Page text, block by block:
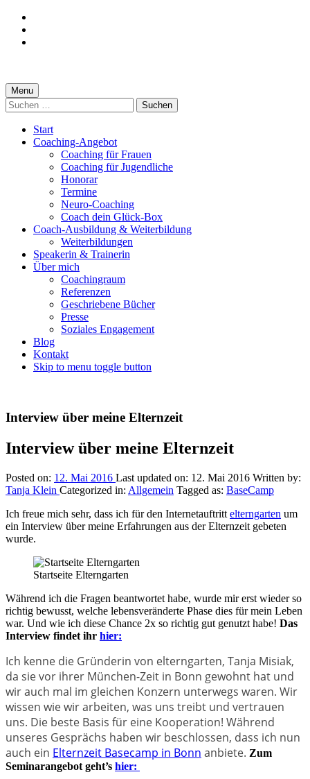
Interview
über
meine
Elternzeit
Menu
Suchen
nach:
Start
Coaching-Angebot
Coaching für Frauen
Coaching für Jugendliche
Honorar
Termine
Neuro-Coaching
Coach dein Glück-Box
Coach-Ausbildung & Weiterbildung
Weiterbildungen
Speakerin & Trainerin
Über mich
Coachingraum
Referenzen
Geschriebene Bücher
Presse
Soziales Engagement
Blog
Kontakt
Skip to menu toggle button
Introduction
Interview über meine Elternzeit
Interview über meine Elternzeit
Posted on: 12. Mai 2016 Last updated on: 12. Mai 2016 Written by:
Tanja Klein Categorized in: Allgemein Tagged as: BaseCamp
Ich freue mich sehr, dass ich für den Internetauftritt elterngarten um
ein Interview über meine Erfahrungen aus der Elternzeit gebeten
wurde.
Startseite Elterngarten
Während ich die Fragen beantwortet habe, wurde mir erst wieder so
richtig bewusst, welche lebensveränderte Phase dies für mein Leben
war. Und wie ich diese Chance 2x so richtig gut genutzt habe! Das
Interview findet ihr hier:
Ich kenne die Gründerin von elterngarten, Tanja Misiak,
da sie vor ihrer München-Zeit in Bonn gewohnt hat und
wir auch mal im gleichen Konzern unterwegs waren. Wir
wissen wie wir arbeiten, was uns treibt und vertrauen
uns. Die beste Basis für eine Kooperation! Während
unseres Gesprächs haben wir beschlossen, dass ich nun
auch ein Elternzeit Basecamp in Bonn anbiete. Zum
Seminarangebot geht’s hier: